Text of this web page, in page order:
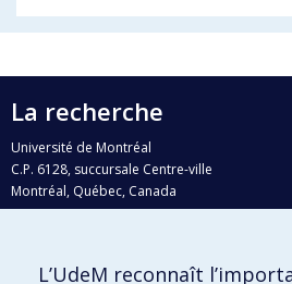
La recherche
Université de Montréal
C.P. 6128, succursale Centre-ville
Montréal, Québec, Canada
H3C 3J7
L’UdeM reconnaît